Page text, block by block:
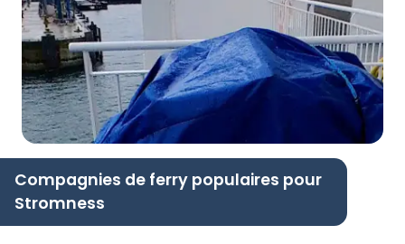
Compagnies de ferry populaires pour
Stromness